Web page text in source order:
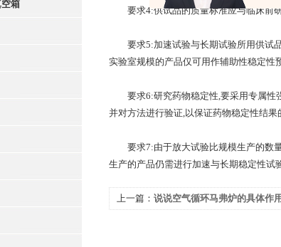
箱
要求4:供试品的质量标准应与临床前研
要求5:加速试验与长期试验所用供试品
实验室规模的产品仅可用作辅助性稳定性
要求6:研究药物稳定性,要采用专属性
并对方法进行验证,以保证药物稳定性结
要求7:由于放大试验比规模生产的数量
生产的产品仍需进行加速与长期稳定性试
上一篇： 说说空气循环马弗炉的具体作用